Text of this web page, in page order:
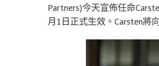
Partners)今天宣佈任命
月1日正式生效。Carsten將